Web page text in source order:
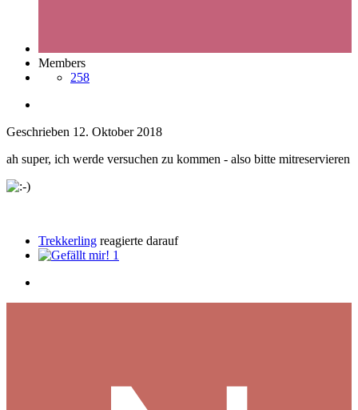
Members
258
Geschrieben 12. Oktober 2018
ah super, ich werde versuchen zu kommen - also bitte mitreservieren
Trekkerling reagierte darauf
1